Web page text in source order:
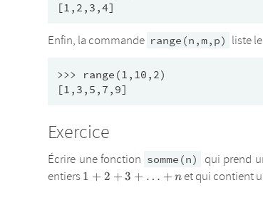
Enfin, la commande range(n,m,p) liste
>>> range(1,10,2)
Exercice
Écrire une fonction somme(n) qui prend
entiers 1
1 + 2 + 3 + … + n et qui contient